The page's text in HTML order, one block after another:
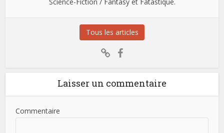
Tous les articles
Laisser un commentaire
Commentaire